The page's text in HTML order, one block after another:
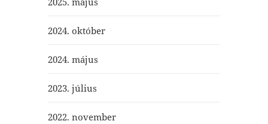
2024. október
2024. május
2023. július
2022. november